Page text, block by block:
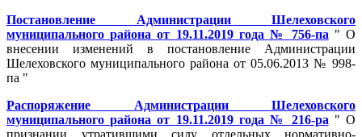
Постановление Администрации Шелеховского
муниципального района от 19.11.2019 года № 756-па " О
внесении изменений в постановление Администрации
Шелеховского муниципального района от 05.06.2013 № 998-
па "
Распоряжение Администрации Шелеховского
муниципального района от 19.11.2019 года № 216-ра " О
признании утратившими силу отдельных нормативно-